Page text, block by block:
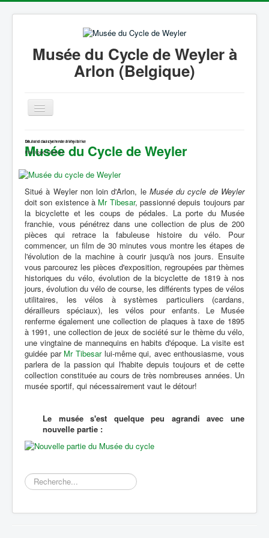
Musée du Cycle de Weyler à
Arlon (Belgique)
Basculer
la
Philippe Tibesar
Histoire du vélo
Galerie Photos
Coin Presse
Liens
Informations
Musée du cycle de Weyler
Philippe Tibesar
De la draisienne à l'e-bike
De la draisienne à l'e-bike
Musée du Cycle de Weyler
Situé à Weyler non loin d'Arlon, le Musée du cycle de Weyler
doit son existence à Mr Tibesar, passionné depuis toujours par
la bicyclette et les coups de pédales. La porte du Musée
franchie, vous pénétrez dans une collection de plus de 200
pièces qui retrace la fabuleuse histoire du vélo. Pour
commencer, un film de 30 minutes vous montre les étapes de
l'évolution de la machine à courir jusqu'à nos jours. Ensuite
vous parcourez les pièces d'exposition, regroupées par thèmes
historiques du vélo, évolution de la bicyclette de 1819 à nos
jours, évolution du vélo de course, les différents types de vélos
utilitaires, les vélos à systèmes particuliers (cardans,
dérailleurs spéciaux), les vélos pour enfants. Le Musée
renferme également une collection de plaques à taxe de 1895
à 1991, une collection de jeux de société sur le thème du vélo,
une vingtaine de mannequins en habits d'époque. La visite est
guidée par Mr Tibesarlui-même qui, avec enthousiasme, vous
parlera de la passion qui l'habite depuis toujours et de cette
collection constituée au cours de très nombreuses années. Un
musée sportif, qui nécessairement vaut le détour!
Le musée s'est quelque peu agrandi avec une
nouvelle partie :
Rechercher